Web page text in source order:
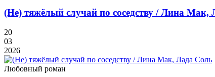
(Не) тяжёлый случай по соседству / Лина Мак,
20
03
2026
Любовный роман